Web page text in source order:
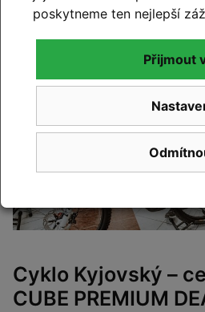
Cyklo Kyjovský –
CUBE PREMIUM
poskytneme ten nejlepší
Přijmout